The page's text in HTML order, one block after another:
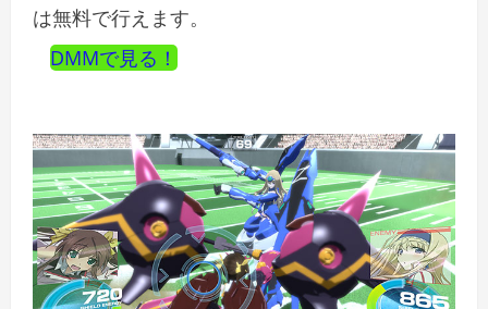
は無料で行えます。
DMMで見る！